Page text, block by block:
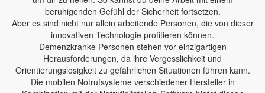
beruhigenden Gefühl der Sicherheit fortsetzen.
Aber es sind nicht nur allein arbeitende Personen, die von dieser
innovativen Technologie profitieren können.
Demenzkranke Personen stehen vor einzigartigen
Herausforderungen, da ihre Vergesslichkeit und
Orientierungslosigkeit zu gefährlichen Situationen führen kann.
Die mobilen Notrufsysteme verschiedener Hersteller in